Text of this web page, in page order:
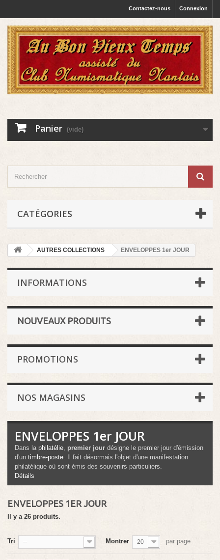
Connexion
Contactez-nous
Panier (vide)
CATÉGORIES
AUTRES COLLECTIONS ENVELOPPES 1er JOUR
INFORMATIONS
NOUVEAUX PRODUITS
PROMOTIONS
NOS MAGASINS
ENVELOPPES 1er JOUR
Dans la philatélie, premier jour désigne le premier jour d'émission
d'un timbre-poste. Il fait désormais l'objet d'une manifestation
philatélique où sont émis des souvenirs particuliers.
Détails
ENVELOPPES 1ER JOUR
Il y a 26 produits.
Tri -- Montrer 20 par page